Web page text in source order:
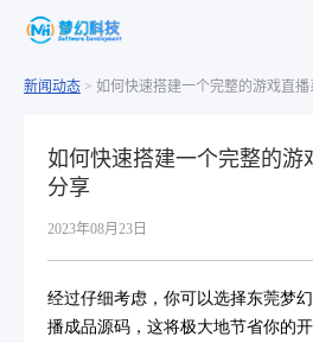
新闻动态 > 如何快速搭建一个完整的游戏直
如何快速搭建一个完整的游
分享
2023年08月23日
经过仔细考虑，你可以选择东莞梦
播成品源码，这将极大地节省你的